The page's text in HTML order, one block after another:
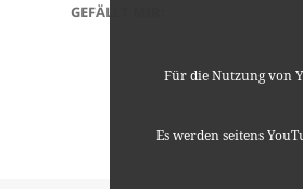
Für die Nutzung von
Es werden seitens
GEFÄLLT MIR: